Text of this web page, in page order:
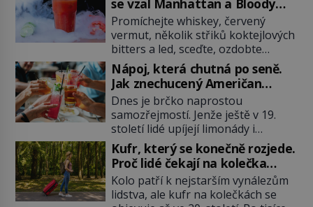
se vzal Manhattan a Bloody
Mary?
Promíchejte whiskey, červený
vermut, několik střiků koktejlových
bitters a led, sceďte, ozdobte
koktejlovou třešinkou a tadá…
Manhattan je tu! A pokud to má být
skutečně on, dejte si pozor, ať
místo klasické americké rye
whiskey či klidně bourbonu
nepoužijete skotskou whisku. Co
se stane? Inu, koktejl bude stále
skvělý, ale už to nebude
Manhattan ale […]
Nápoj, která chutná po seně.
Jak znechucený Američan
vymyslel brčko
Dnes je brčko naprostou
samozřejmostí. Jenže ještě v 19.
století lidé upíjejí limonády i
koktejly dutými stébly žita nebo
žitné slámy. Fungují sice dobře,
mají ale jednu nepříjemnou
vlastnost po chvíli se rozmáčejí a
nápoji dodávají travnatou příchuť.
Kufr, který se konečně rozjede.
Proč lidé čekají na kolečka
téměř pět tisíc let?
Kolo patří k nejstarším vynálezům
lidstva, ale kufr na kolečkách se